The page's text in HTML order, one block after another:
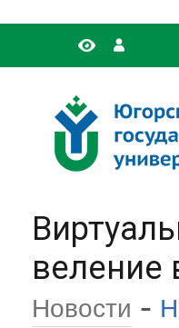
веление
Новости -